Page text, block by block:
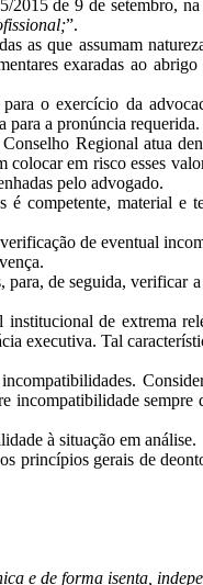
de 9 de setembro,
”.
que assumam
exaradas ao
o exercício da
para a pronúncia requerida.
Regional atua
em risco esses
pelo advogado.
competente, material e
de eventual
de seguida, verificar a
de extrema
executiva. Tal
incompatibilidade
à situação em análise.
princípios gerais de
e de forma isenta,